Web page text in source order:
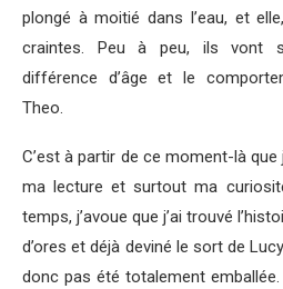
plongé à moitié dans l’eau, et
craintes. Peu à peu, ils vont
différence d’âge et le
Theo.
C’est à partir de ce moment-là
ma lecture et surtout ma
temps, j’avoue que j’ai trouvé
d’ores et déjà deviné le sort de
donc pas été totalement